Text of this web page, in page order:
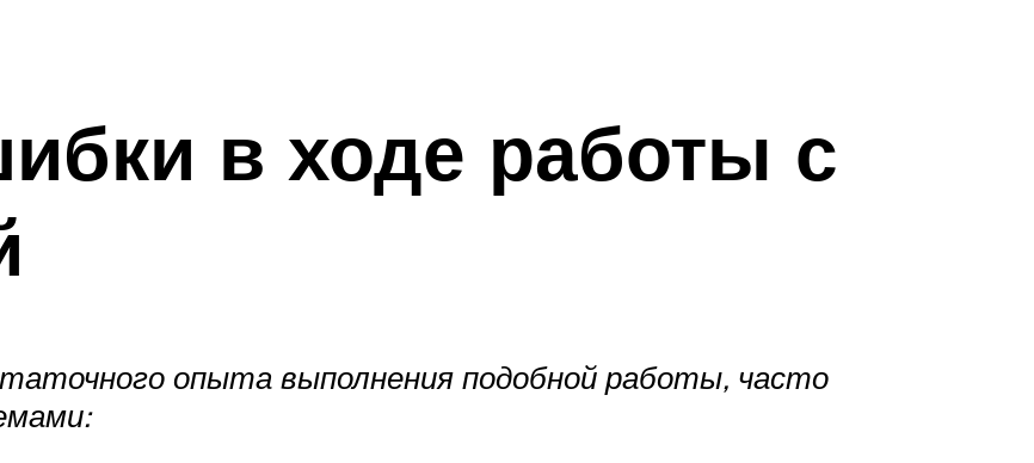
в ходе работы с
опыта выполнения подобной работы, часто